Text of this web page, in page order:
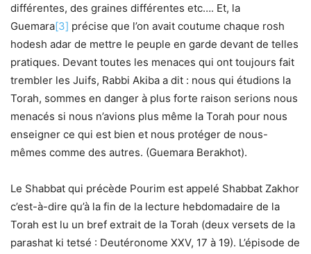
différentes, des graines différentes etc…. Et, la
Guemara[3] précise que l’on avait coutume chaque rosh
hodesh adar de mettre le peuple en garde devant de telles
pratiques. Devant toutes les menaces qui ont toujours fait
trembler les Juifs, Rabbi Akiba a dit : nous qui étudions la
Torah, sommes en danger à plus forte raison serions nous
menacés si nous n’avions plus même la Torah pour nous
enseigner ce qui est bien et nous protéger de nous-
mêmes comme des autres. (Guemara Berakhot).
Le Shabbat qui précède Pourim est appelé Shabbat Zakhor
c’est-à-dire qu’à la fin de la lecture hebdomadaire de la
Torah est lu un bref extrait de la Torah (deux versets de la
parashat ki tetsé : Deutéronome XXV, 17 à 19). L’épisode de